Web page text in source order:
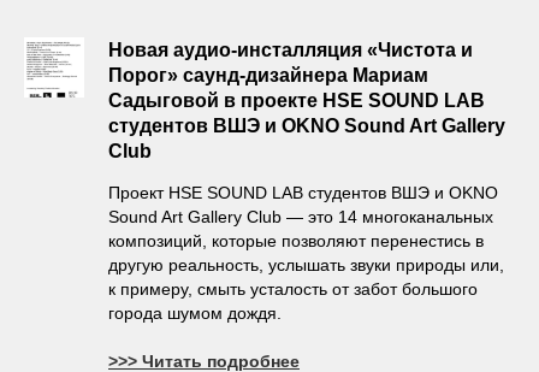
Новая аудио-инсталляция «Чистота и
Порог» саунд-дизайнера Мариам
Садыговой в проекте HSE SOUND LAB
студентов ВШЭ и OKNO Sound Art Gallery
Club
Проект HSE SOUND LAB студентов ВШЭ и OKNO
Sound Art Gallery Club — это 14 многоканальных
композиций, которые позволяют перенестись в
другую реальность, услышать звуки природы или,
к примеру, смыть усталость от забот большого
города шумом дождя.
>>> Читать подробнее